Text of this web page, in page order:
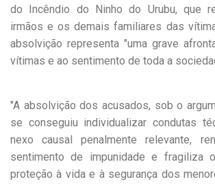
do Incêndio do Ninho do Urubu, que
irmãos e os demais familiares das
absolvição representa "uma grave
vítimas e ao sentimento de toda a
"A absolvição dos acusados, sob o
se conseguiu individualizar condutas
nexo causal penalmente relevante,
sentimento de impunidade e fragiliza
proteção à vida e à segurança dos